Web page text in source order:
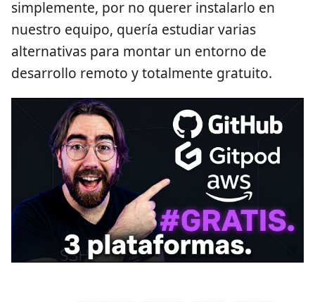
simplemente, por no querer instalarlo en
nuestro equipo, quería estudiar varias
alternativas para montar un entorno de
desarrollo remoto y totalmente gratuito.